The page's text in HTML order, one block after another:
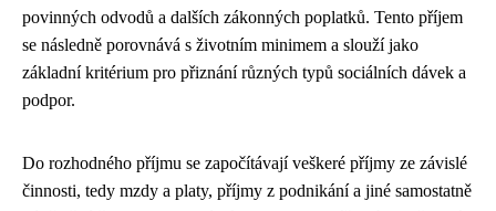
povinných odvodů a dalších zákonných poplatků. Tento příjem
se následně porovnává s životním minimem a slouží jako
základní kritérium pro přiznání různých typů sociálních dávek a
podpor.
Do rozhodného příjmu se započítávají veškeré příjmy ze závislé
činnosti, tedy mzdy a platy, příjmy z podnikání a jiné samostatně